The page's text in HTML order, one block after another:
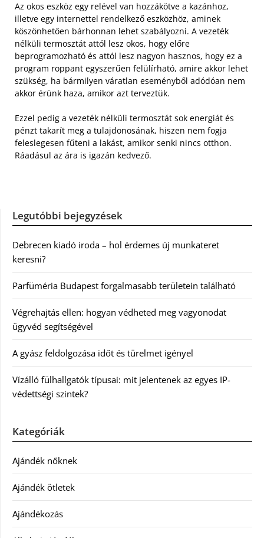
Az okos eszköz egy relével van hozzákötve a kazánhoz,
illetve egy internettel rendelkező eszközhöz, aminek
köszönhetően bárhonnan lehet szabályozni. A vezeték
nélküli termosztát attól lesz okos, hogy előre
beprogramozható és attól lesz nagyon hasznos, hogy ez a
program roppant egyszerűen felülírható, amire akkor lehet
szükség, ha bármilyen váratlan eseményből adódóan nem
akkor érünk haza, amikor azt terveztük.
Ezzel pedig a vezeték nélküli termosztát sok energiát és
pénzt takarít meg a tulajdonosának, hiszen nem fogja
feleslegesen fűteni a lakást, amikor senki nincs otthon.
Ráadásul az ára is igazán kedvező.
Legutóbbi bejegyzések
Debrecen kiadó iroda – hol érdemes új munkateret
keresni?
Parfüméria Budapest forgalmasabb területein található
Végrehajtás ellen: hogyan védheted meg vagyonodat
ügyvéd segítségével
A gyász feldolgozása időt és türelmet igényel
Vízálló fülhallgatók típusai: mit jelentenek az egyes IP-
védettségi szintek?
Kategóriák
Ajándék nőknek
Ajándék ötletek
Ajándékozás